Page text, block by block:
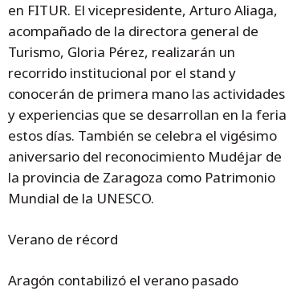
en FITUR. El vicepresidente, Arturo Aliaga,
acompañado de la directora general de
Turismo, Gloria Pérez, realizarán un
recorrido institucional por el stand y
conocerán de primera mano las actividades
y experiencias que se desarrollan en la feria
estos días. También se celebra el vigésimo
aniversario del reconocimiento Mudéjar de
la provincia de Zaragoza como Patrimonio
Mundial de la UNESCO.
Verano de récord
Aragón contabilizó el verano pasado